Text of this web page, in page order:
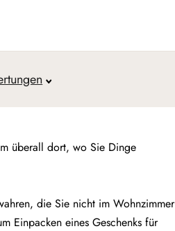
überall dort, wo Sie Dinge
die Sie nicht im Wohnzimmer
Einpacken eines Geschenks für